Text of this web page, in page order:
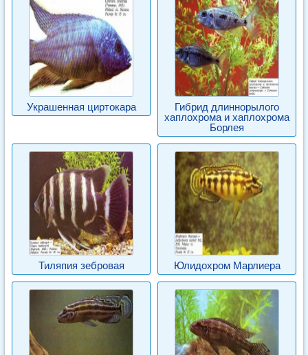
Украшенная циртокара
Гибрид длиннорылого
хаплохрома и хаплохрома
Борлея
Тиляпия зебровая Юлидохром Марлиера